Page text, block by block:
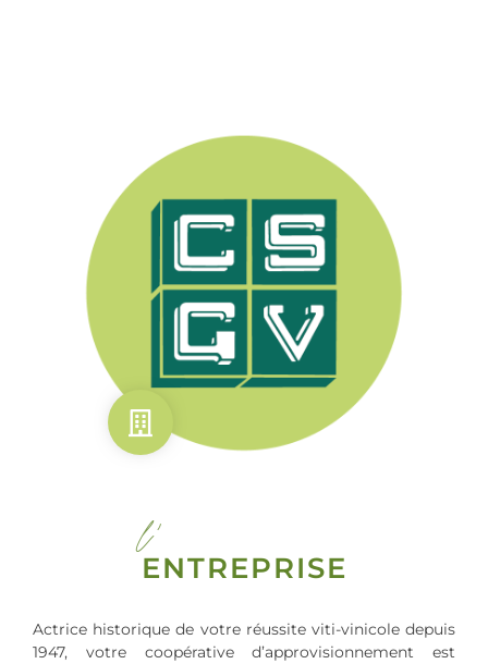
l'
ENTREPRISE
Actrice historique de votre réussite viti-vinicole depuis
1947, votre coopérative d’approvisionnement est